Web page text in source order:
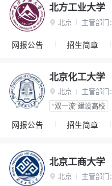
北方工业大学
 北京 主管部门：
网报公告 招生简章
北京化工大学
 北京 主管部门：
“双一流”建设高校
网报公告 招生简章
北京工商大学
 北京 主管部门：